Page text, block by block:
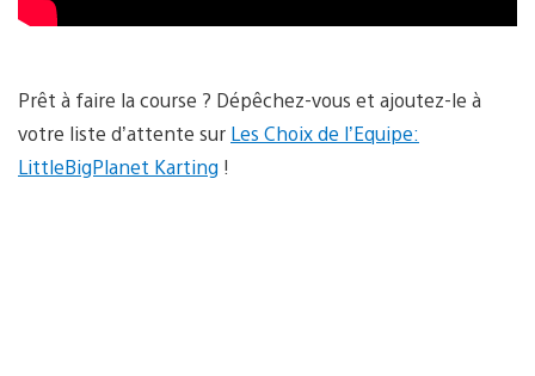
Prêt à faire la course ? Dépêchez-vous et ajoutez-le à
votre liste d’attente sur Les Choix de l’Equipe:
LittleBigPlanet Karting !